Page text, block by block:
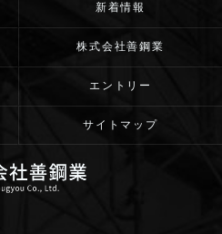
新着情報
株式会社善鋼業
エントリー
サイトマップ